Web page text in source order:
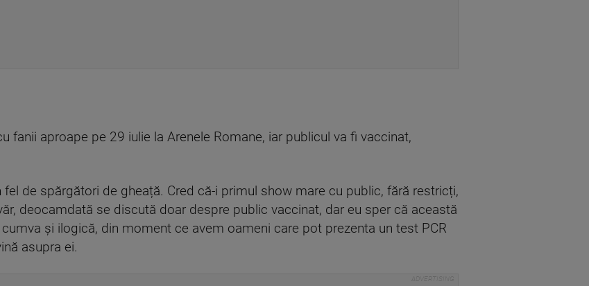
fanii aproape pe 29 iulie la Arenele Romane, iar publicul va fi vaccinat,
fel de spărgători de gheață. Cred că-i primul show mare cu public, fără restricți,
deocamdată se discută doar despre public vaccinat, dar eu sper că această
și ilogică, din moment ce avem oameni care pot prezenta un test PCR
asupra ei.